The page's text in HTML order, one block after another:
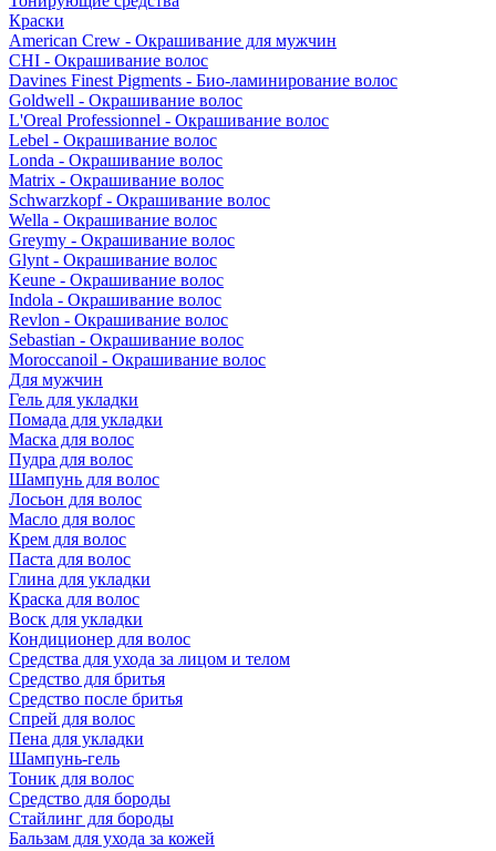
Краски
American Crew - Окрашивание для мужчин
CHI - Окрашивание волос
Davines Finest Pigments - Био-ламинирование волос
Goldwell - Окрашивание волос
L'Oreal Professionnel - Окрашивание волос
Lebel - Окрашивание волос
Londa - Окрашивание волос
Matrix - Окрашивание волос
Schwarzkopf - Окрашивание волос
Wella - Окрашивание волос
Greymy - Окрашивание волос
Glynt - Окрашивание волос
Keune - Окрашивание волос
Indola - Окрашивание волос
Revlon - Окрашивание волос
Sebastian - Окрашивание волос
Moroccanoil - Окрашивание волос
Для мужчин
Гель для укладки
Помада для укладки
Маска для волос
Пудра для волос
Шампунь для волос
Лосьон для волос
Масло для волос
Крем для волос
Паста для волос
Глина для укладки
Краска для волос
Воск для укладки
Кондиционер для волос
Средства для ухода за лицом и телом
Средство для бритья
Средство после бритья
Спрей для волос
Пена для укладки
Шампунь-гель
Тоник для волос
Средство для бороды
Стайлинг для бороды
Бальзам для ухода за кожей